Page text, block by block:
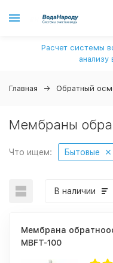
Расчет системы
анализу
Главная Обратный
Мембраны
Что ищем: Бытовые
В наличии
Мембрана
MBFT-100